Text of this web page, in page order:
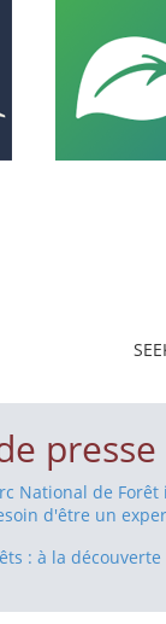
presse
National de
d'être un
: à la